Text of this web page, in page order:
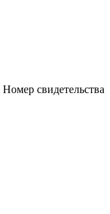
Номер свидетельства